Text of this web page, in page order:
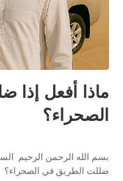
ماذا أفعل إذا
الصحراء؟
بسم الله الرحمن الرحيم
ضللت الطريق في